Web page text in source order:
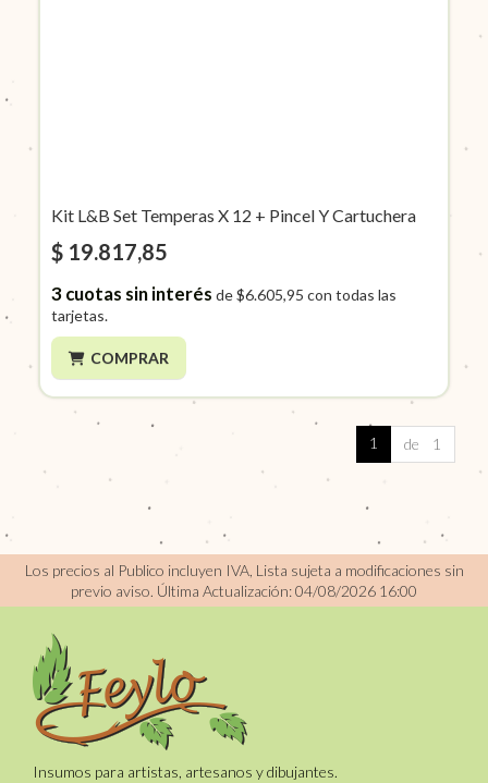
Kit L&B Set Temperas X 12 + Pincel Y Cartuchera
$ 19.817,85
3cuotas sin interés de$6.605,95 con todas las
tarjetas.
COMPRAR
1 de 1
Los precios al Publico incluyen IVA, Lista sujeta a modificaciones sin
previo aviso. Última Actualización: 04/08/2026 16:00
Insumos para artistas, artesanos y dibujantes.